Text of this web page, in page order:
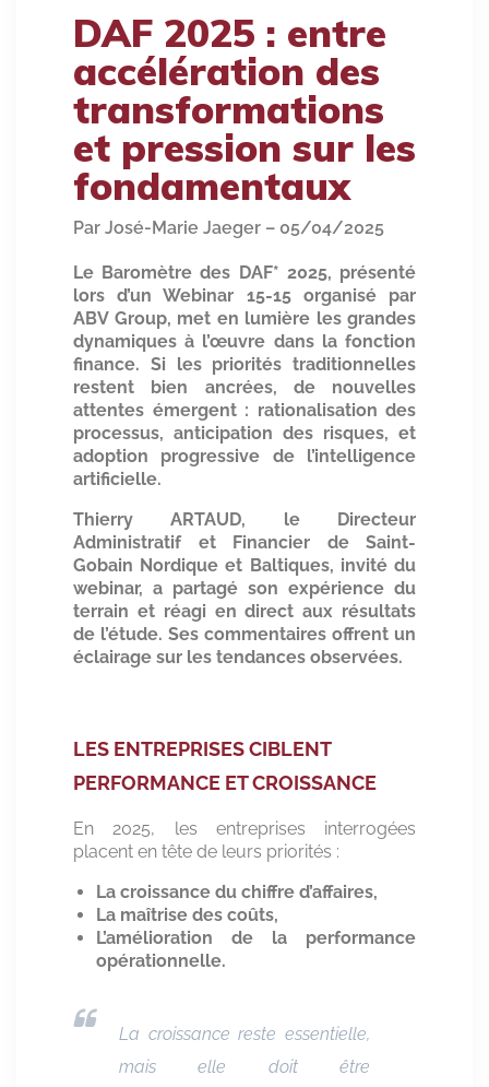
DAF 2025 : entre
accélération des
transformations
et pression sur les
fondamentaux
Par José-Marie Jaeger – 05/04/2025
Le Baromètre des DAF* 2025, présenté
lors d’un Webinar 15-15 organisé par
ABV Group, met en lumière les grandes
dynamiques à l’œuvre dans la fonction
finance. Si les priorités traditionnelles
restent bien ancrées, de nouvelles
attentes émergent : rationalisation des
processus, anticipation des risques, et
adoption progressive de l’intelligence
artificielle.
Thierry ARTAUD, le Directeur
Administratif et Financier de Saint-
Gobain Nordique et Baltiques, invité du
webinar, a partagé son expérience du
terrain et réagi en direct aux résultats
de l’étude. Ses commentaires offrent un
éclairage sur les tendances observées.
LES ENTREPRISES CIBLENT
PERFORMANCE ET CROISSANCE
En 2025, les entreprises interrogées
placent en tête de leurs priorités :
La croissance du chiffre d’affaires,
La maîtrise des coûts,
L’amélioration de la performance
opérationnelle.
La croissance reste essentielle,
mais elle doit être